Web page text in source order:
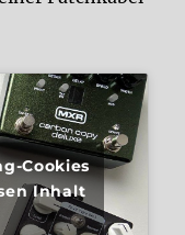
Cookies
Inhalt